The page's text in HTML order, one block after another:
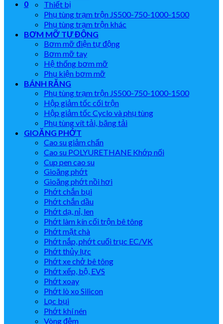
0
Thiết bị
Phụ tùng trạm trộn JS500-750-1000-1500
Phụ tùng trạm trộn khác
BƠM MỠ TỰ ĐỘNG
Bơm mỡ điện tự động
Bơm mỡ tay
Hệ thống bơm mỡ
Phụ kiện bơm mỡ
BÁNH RĂNG
Phụ tùng trạm trộn JS500-750-1000-1500
Hộp giảm tốc cối trộn
Hộp giảm tốc Cyclo và phụ tùng
Phụ tùng vít tải, băng tải
GIOĂNG PHỚT
Cao su giảm chấn
Cao su POLYURETHANE Khớp nối
Cup pen cao su
Gioăng phớt
Gioăng phớt nồi hơi
Phớt chắn bụi
Phớt chắn dầu
Phớt dạ, nỉ, len
Phớt làm kín cối trộn bê tông
Phớt mặt chà
Phớt nắp, phớt cuối trục EC/VK
Phớt thủy lực
Phớt xe chở bê tông
Phớt xếp, bộ, EVS
Phớt xoay
Phớt lò xo Silicon
Lọc bụi
Phớt khí nén
Vòng đệm